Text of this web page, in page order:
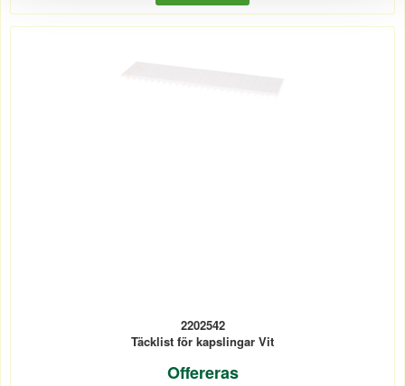
2202542
Täcklist för kapslingar Vit
Offereras